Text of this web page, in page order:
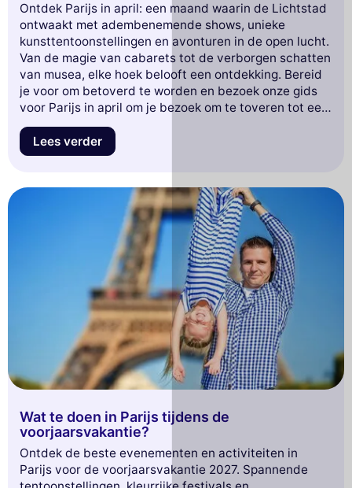
Ontdek Parijs in april: een maand waarin de Lichtstad
ontwaakt met adembenemende shows, unieke
kunsttentoonstellingen en avonturen in de open lucht.
Van de magie van cabarets tot de verborgen schatten
van musea, elke hoek belooft een ontdekking. Bereid
je voor om betoverd te worden en bezoek onze gids
voor Parijs in april om je bezoek om te toveren tot een
onvergetelijke ervaring. Duik in de Parijse lente en laat
de stad je betoveren.
Lees verder
Wat te doen in Parijs tijdens de
voorjaarsvakantie?
Ontdek de beste evenementen en activiteiten in
Parijs voor de voorjaarsvakantie 2027. Spannende